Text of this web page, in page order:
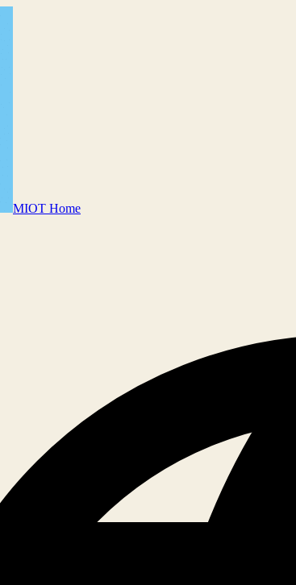
MIOT Home